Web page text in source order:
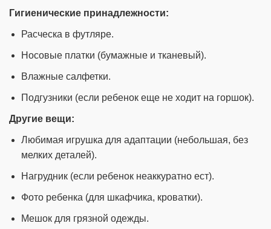
Гигиенические принадлежности:
Расческа в футляре.
Носовые платки (бумажные и тканевый).
Влажные салфетки.
Подгузники (если ребенок еще не ходит на горшок).
Другие вещи:
Любимая игрушка для адаптации (небольшая, без
мелких деталей).
Нагрудник (если ребенок неаккуратно ест).
Фото ребенка (для шкафчика, кроватки).
Мешок для грязной одежды.